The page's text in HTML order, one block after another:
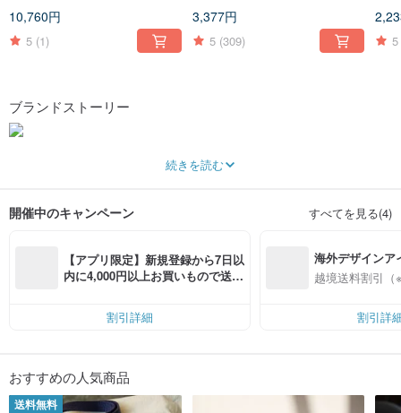
10,760円
5 (1)
3,377円
5 (309) 5
ブランドストーリー
「日常の中に潜むヒント、生活に用いられるモノ」―BUWU（布物設計）は、
生活体験のなかで得た気づきと感じたものをクリエイションの源とし、それら
実用的なオリジナルのものづくりをブランドコアコンセプトに掲げ、「どこに
BUWUらしさをつくり上げています。生活に彩りを与える“とっておき”を、皆
さまと一緒に分かち合えれば幸いです。
続きを読む
開催中のキャンペーン すべてを見る(4)
【アプリ限定】新規登録から7日以
内に4,000円以上お買いもので送料
割引詳細
海外デザインア
入
越境送料割引（
割引詳
おすすめの人気商品
送料無料